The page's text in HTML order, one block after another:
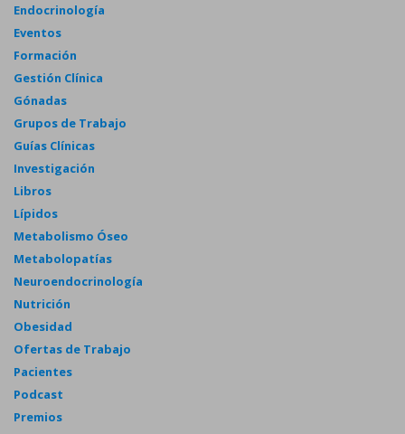
Endocrinología
Eventos
Formación
Gestión Clínica
Gónadas
Grupos de Trabajo
Guías Clínicas
Investigación
Libros
Lípidos
Metabolismo Óseo
Metabolopatías
Neuroendocrinología
Nutrición
Obesidad
Ofertas de Trabajo
Pacientes
Podcast
Premios